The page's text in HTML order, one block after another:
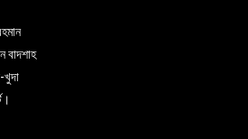
বাদশাহ